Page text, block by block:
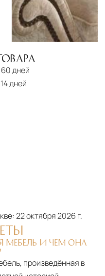
международные
соответствии с
Клиенты могут
для
60 дней
14 дней
22 октября 2026 г.
МЕБЕЛЬ И ЧЕМ ОНА
произведённая в